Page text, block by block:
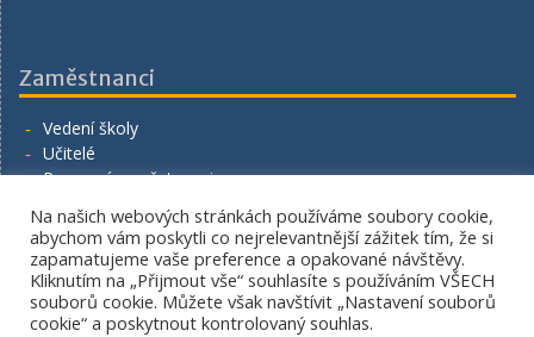
Zaměstnanci
Vedení školy
Učitelé
Provozní zaměstnanci
Napište nám
Na našich webových stránkách používáme soubory cookie,
abychom vám poskytli co nejrelevantnější zážitek tím, že si
zapamatujeme vaše preference a opakované návštěvy.
Kliknutím na „Přijmout vše“ souhlasíte s používáním VŠECH
souborů cookie. Můžete však navštívit „Nastavení souborů
cookie“ a poskytnout kontrolovaný souhlas.